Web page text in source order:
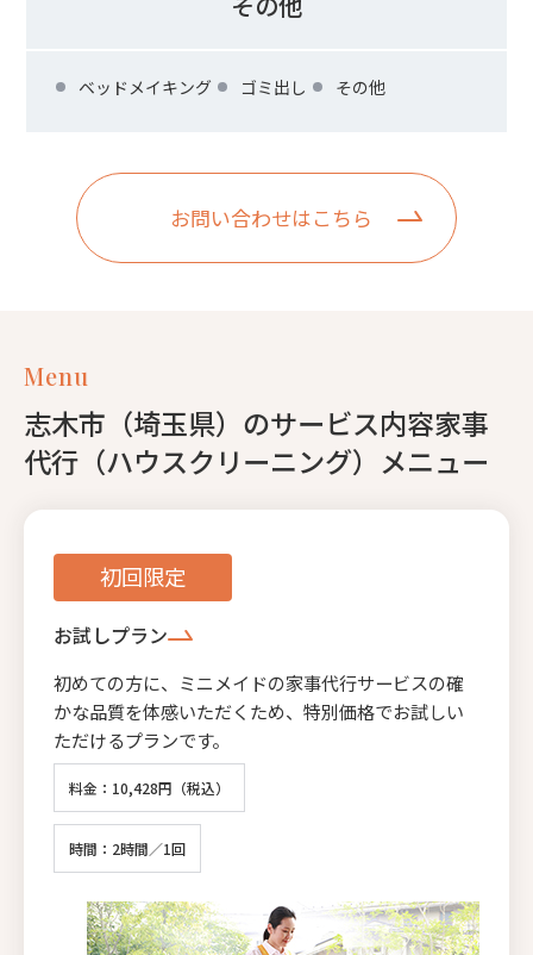
ベッドメイキング ゴミ出し その他
お問い合わせはこちら
Menu
志木市（埼玉県）のサービス内容家事
代行（ハウスクリーニング）メニュー
初回限定
お試しプラン
初めての方に、ミニメイドの家事代行サービスの確
かな品質を体感いただくため、特別価格でお試しい
ただけるプランです。
料金：10,428円（税込）
時間：2時間／1回